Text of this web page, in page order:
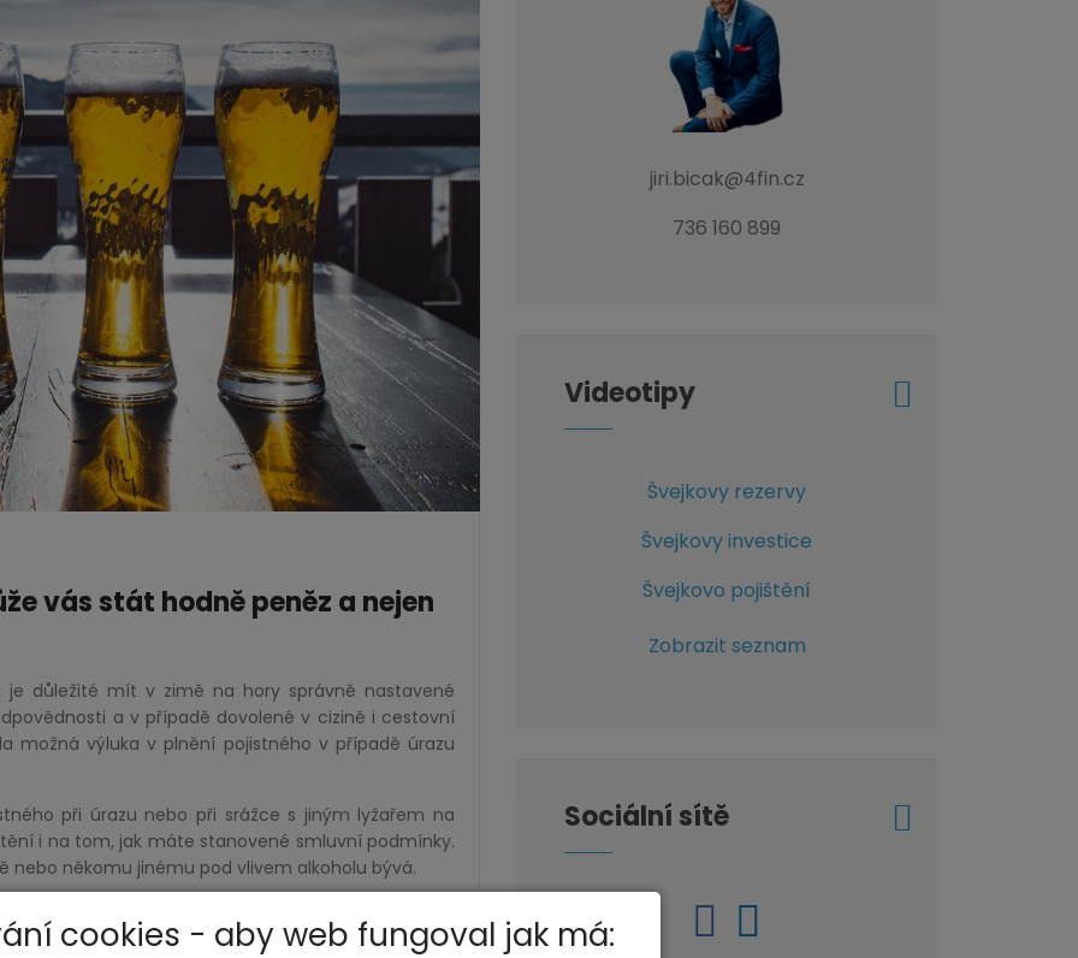
vás stát hodně peněz a nejen
důležité mít v zimě na hory správně nastavené
a v případě dovolené v cizině i cestovní
možná výluka v plnění pojistného v případě úrazu
při úrazu nebo při srážce s jiným lyžařem na
i na tom, jak máte stanovené smluvní podmínky.
nebo někomu jinému pod vlivem alkoholu bývá.
na sjezdovkách
jiri.bicak@4fin.cz
736 160 899
Videotipy
Švejkovy rezervy
Švejkovy investice
Švejkovo pojištění
Zobrazit seznam
Sociální sítě
cookies - aby web fungoval jak má: